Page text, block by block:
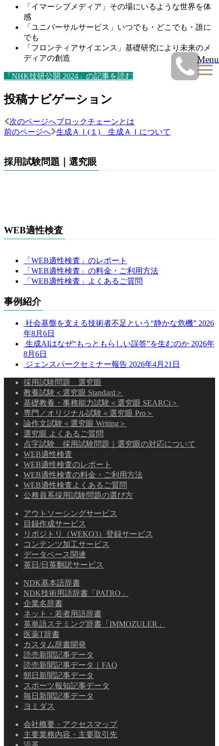
Menu
「イマーシブメディア」その場にいるような世界を体
感
「ユニバーサルサービス」いつでも・どこでも・誰に
でも
「フロンティアサイエンス」基礎研究により未来のメ
ディアの創造
「NHK技研公開 2024」の記事を読む
投稿ナビゲーション
次のページへブロックチェーンとは
前のページへ
生成ＡＩ(１) 生成ＡＩについて
採用試験問題｜選究眼
WEB適性検査
「WEB適性検査」のレポート
「WEB適性検査」の料金・ご利用方法
「WEB適性検査」よくあるご質問
事例紹介
社会基盤を支える技術者不足という“静かな危機” 2026
年8月6日
生成AIはなぜ“もっともらしい誤答”を生むのか 2026年
8月6日
ジェンスパークセミナー報告 2026年4月21日
採用試験問題 選究眼
教養試験＜選究眼 Standard＞
基礎教養・事務能力試験＜選究眼 SEARCi＞
専門／オリジナル試験＜選究眼 Pro＞
論作文試験＜選究眼 Writing＞
選究眼 よくあるご質問
点字試験 採用試験問題｜選究眼の対応について
WEB適性検査
WEB適性検査のレポート
WEB適性検査の料金・ご利用方法
WEB適性検査よくあるご質問
公務員系採用試験問題の選び方
アウトソーシングサービス
目録作成サービス
リポジトリ（WEKO3）登録サービス
コンテンツ加工サービス
データベース関連
英日/日英翻訳サービス
NDK基本語辞書
NDK技術用語辞書「PATRO」
企業名辞書
ネット・若者用語辞書
英単語ステミング辞書「IMMOZULER」
医薬T辞書
カスタム辞書開発
読売新聞記事データ
読売新聞記事データ｜FAQ
朝日新聞記事データ
スポーツ報知記事データ
毎日新聞記事データ
ヨミダス
会社概要・アクセスマップ
主要業務内容・主要取引先